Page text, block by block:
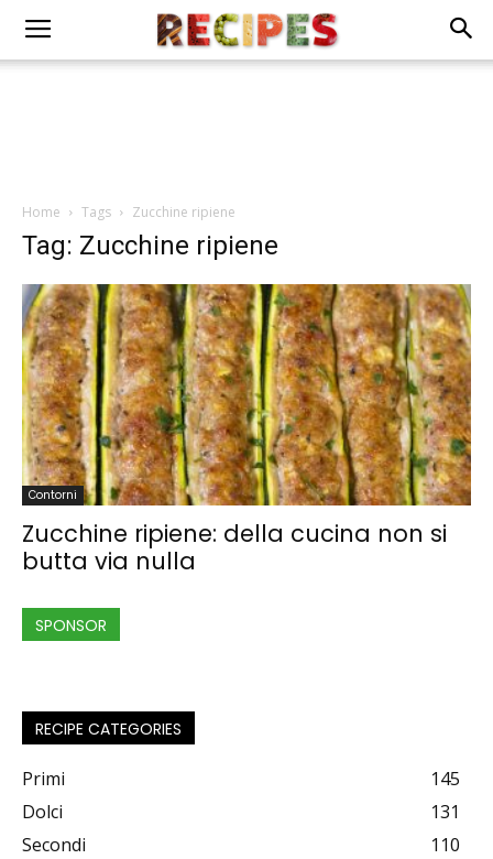
Home Tags Zucchine ripiene
Tag: Zucchine ripiene
Contorni
Zucchine ripiene: della cucina non si
butta via nulla
SPONSOR
RECIPE CATEGORIES
Primi
145
Dolci
131
Secondi
110